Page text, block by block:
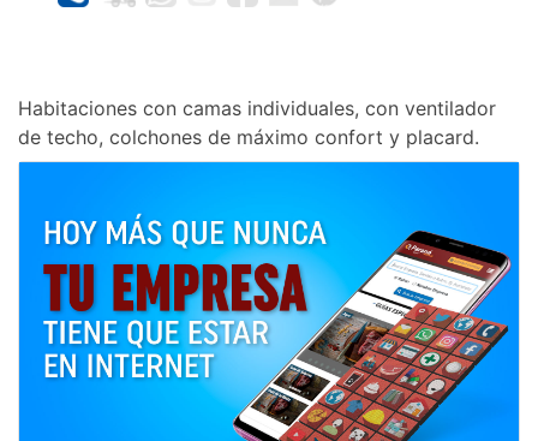
Habitaciones con camas individuales, con ventilador
de techo, colchones de máximo confort y placard.